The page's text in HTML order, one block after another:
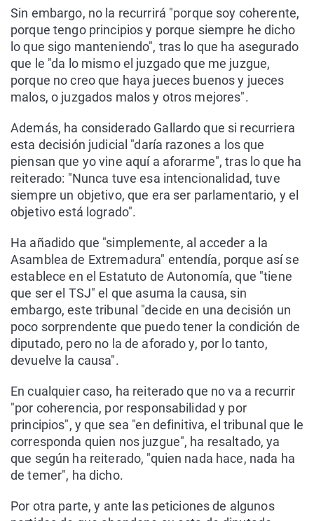
Sin embargo, no la recurrirá "porque soy coherente,
porque tengo principios y porque siempre he dicho
lo que sigo manteniendo", tras lo que ha asegurado
que le "da lo mismo el juzgado que me juzgue,
porque no creo que haya jueces buenos y jueces
malos, o juzgados malos y otros mejores".
Además, ha considerado Gallardo que si recurriera
esta decisión judicial "daría razones a los que
piensan que yo vine aquí a aforarme", tras lo que ha
reiterado: "Nunca tuve esa intencionalidad, tuve
siempre un objetivo, que era ser parlamentario, y el
objetivo está logrado".
Ha añadido que "simplemente, al acceder a la
Asamblea de Extremadura" entendía, porque así se
establece en el Estatuto de Autonomía, que "tiene
que ser el TSJ" el que asuma la causa, sin
embargo, este tribunal "decide en una decisión un
poco sorprendente que puedo tener la condición de
diputado, pero no la de aforado y, por lo tanto,
devuelve la causa".
En cualquier caso, ha reiterado que no va a recurrir
"por coherencia, por responsabilidad y por
principios", y que sea "en definitiva, el tribunal que le
corresponda quien nos juzgue", ha resaltado, ya
que según ha reiterado, "quien nada hace, nada ha
de temer", ha dicho.
Por otra parte, y ante las peticiones de algunos